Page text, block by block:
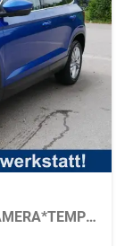
Selection 1.5 TSI DSG*ACC*PDC*KAMERA*TEMPOMAT*LED*SMARTLINK*KLIMA*RADIO*17-ZOLL